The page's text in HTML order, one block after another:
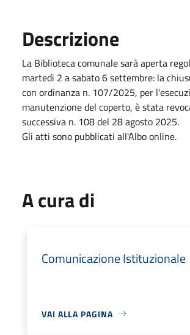
Descrizione
La Biblioteca comunale sarà aperta
martedì 2 a sabato 6 settembre: la
con ordinanza n. 107/2025, per
manutenzione del coperto, è stata
successiva n. 108 del 28 agosto 2025.
Gli atti sono pubblicati all'Albo online.
A cura di
Comunicazione Istituzionale
VAI ALLA PAGINA